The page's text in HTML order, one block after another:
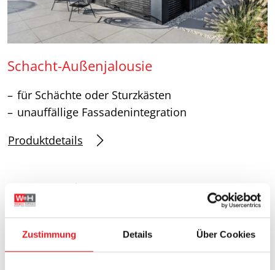
Zustimmung Details Über Cookies
Schacht-Außenjalousie
für Schächte oder Sturzkästen
unauffällige Fassadenintegration
Produktdetails
GROWE/roltex
Perfekte Lichtlenkung und
modernes Fassadendesign